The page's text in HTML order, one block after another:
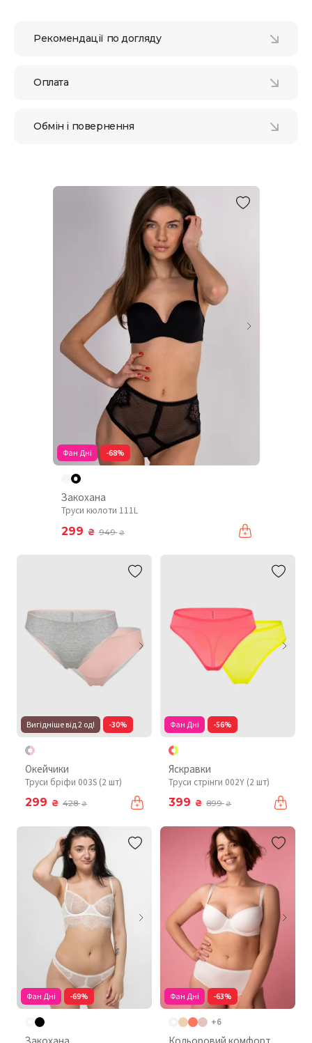
Рекомендації по догляду
Оплата
Обмін і повернення
Фан Дні -68%
Закохана
Труси кюлоти 111L
299 ₴ 949₴
Вигідніше від 2 од! -30%
Окейчики
Труси бріфи 003S (2 шт)
299 ₴ 428₴
Фан Дні -56%
Яскравки
Труси стрінги 002Y (2 шт)
399 ₴ 899₴
Фан Дні -69% Фан Дні -63%
+6